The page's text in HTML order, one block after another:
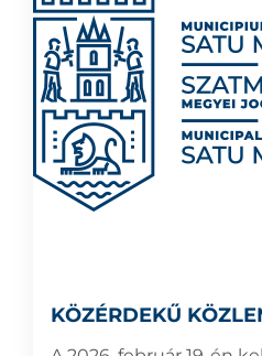
KÖZÉRDEKŰ